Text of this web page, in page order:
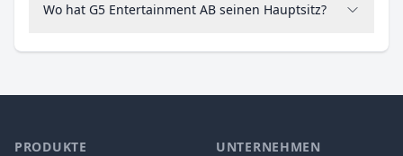
Wo hat G5 Entertainment AB seinen Hauptsitz?
PRODUKTE UNTERNEHMEN